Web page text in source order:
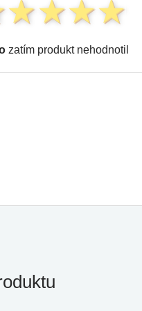
zatím produkt nehodnotil